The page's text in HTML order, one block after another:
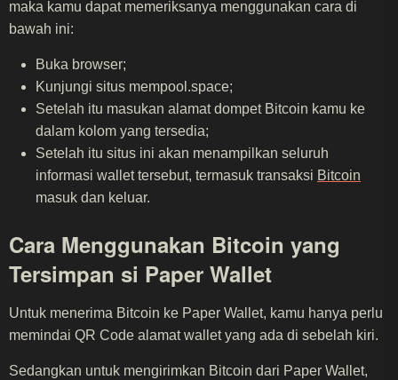
maka kamu dapat memeriksanya menggunakan cara di
bawah ini:
Buka browser;
Kunjungi situs mempool.space;
Setelah itu masukan alamat dompet Bitcoin kamu ke
dalam kolom yang tersedia;
Setelah itu situs ini akan menampilkan seluruh
informasi wallet tersebut, termasuk transaksi Bitcoin
masuk dan keluar.
Cara Menggunakan Bitcoin yang
Tersimpan si Paper Wallet
Untuk menerima Bitcoin ke Paper Wallet, kamu hanya perlu
memindai QR Code alamat wallet yang ada di sebelah kiri.
Sedangkan untuk mengirimkan Bitcoin dari Paper Wallet,